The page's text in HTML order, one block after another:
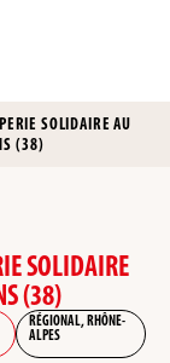
SOLIDAIRE AU
(38)
SOLIDAIRE
(38)
RÉGIONAL, RHÔNE-
ALPES